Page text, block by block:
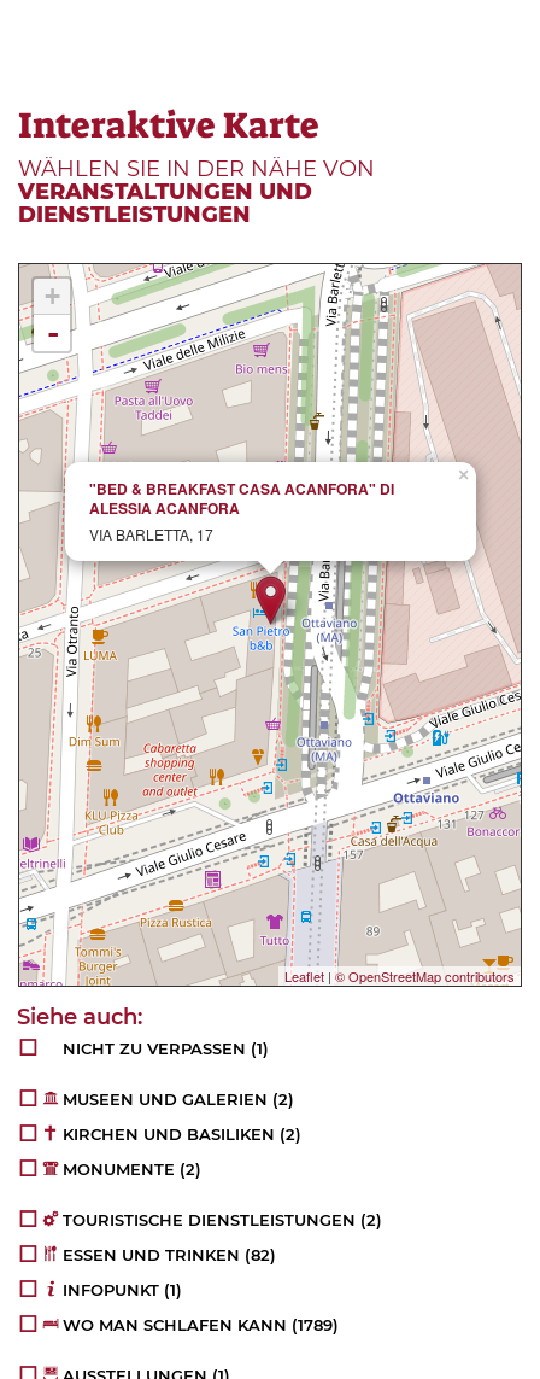
Interaktive Karte
WÄHLEN SIE IN DER NÄHE VON
VERANSTALTUNGEN UND
DIENSTLEISTUNGEN
×
"BED & BREAKFAST CASA ACANFORA" DI
ALESSIA ACANFORA
VIA BARLETTA, 17
+
-
Leaflet | © OpenStreetMap contributors
NICHT ZU VERPASSEN (1)
MUSEEN UND GALERIEN (2)
KIRCHEN UND BASILIKEN (2)
MONUMENTE (2)
TOURISTISCHE DIENSTLEISTUNGEN (2)
ESSEN UND TRINKEN (82)
INFOPUNKT (1)
WO MAN SCHLAFEN KANN (1789)